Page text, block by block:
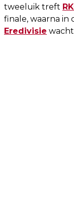
tweeluik treft
finale, waarna in
Eredivisie